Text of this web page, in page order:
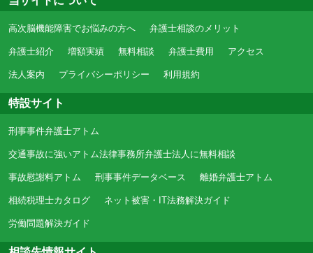
高次脳機能障害でお悩みの方へ 弁護士相談のメリット
弁護士紹介 増額実績 無料相談 弁護士費用 アクセス
法人案内 プライバシーポリシー 利用規約
特設サイト
刑事事件弁護士アトム
交通事故に強いアトム法律事務所弁護士法人に無料相談
事故慰謝料アトム 刑事事件データベース 離婚弁護士アトム
相続税理士カタログ ネット被害・IT法務解決ガイド
労働問題解決ガイド